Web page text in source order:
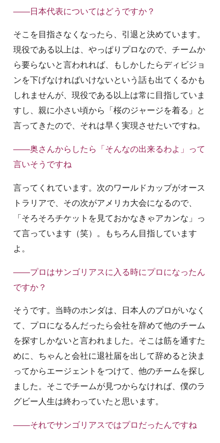
――日本代表についてはどうですか？
そこを目指さなくなったら、引退と決めています。
現役である以上は、やっぱりプロなので、チームか
ら要らないと言われれば、もしかしたらディビジョ
ンを下げなければいけないという話も出てくるかも
しれませんが、現役である以上は常に目指していま
すし、親に小さい頃から「桜のジャージを着る」と
言ってきたので、それは早く実現させたいですね。
――奥さんからしたら「そんなの出来るわよ」って
言いそうですね
言ってくれています。次のワールドカップがオース
トラリアで、その次がアメリカ大会になるので、
「そろそろチケットを見ておかなきゃアカンな」っ
て言っています（笑）。もちろん目指しています
よ。
――プロはサンゴリアスに入る時にプロになったん
ですか？
そうです。当時のホンダは、日本人のプロがいなく
て、プロになるんだったら会社を辞めて他のチーム
を探すしかないと言われました。そこは筋を通すた
めに、ちゃんと会社に退社届を出して辞めると決ま
ってからエージェントをつけて、他のチームを探し
ました。そこでチームが見つからなければ、僕のラ
グビー人生は終わっていたと思います。
――それでサンゴリアスではプロだったんですね